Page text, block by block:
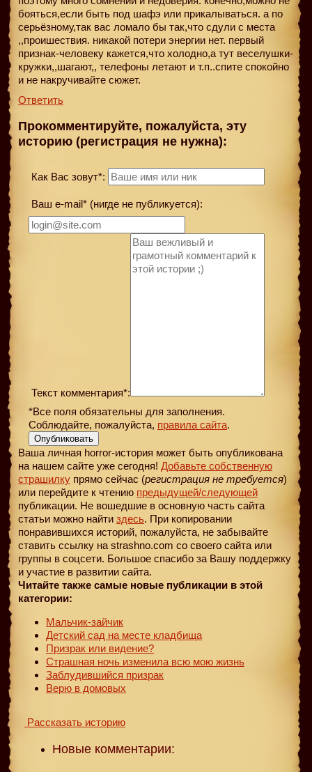
бояться,если быть под шафэ или прикалываться. а по
серьёзному,так вас ломало бы так,что сдули с места
,,проишествия. никакой потери энергии нет. первый
признак-человеку кажется,что холодно,а тут веселушки-
кружки,,шагают,, телефоны летают и т.п..спите спокойно
и не накручивайте сюжет.
Ответить
Прокомментируйте, пожалуйста, эту
историю (регистрация не нужна):
Как Вас зовут*:
Ваш e-mail* (нигде не публикуется):
Текст комментария*:
*Все поля обязательны для заполнения.
Соблюдайте, пожалуйста, правила сайта.
Опубликовать
Ваша личная horror-история может быть опубликована
на нашем сайте уже сегодня! Добавьте собственную
страшилку прямо сейчас (регистрация не требуется)
или перейдите к чтению предыдущей/следующей
публикации. Не вошедшие в основную часть сайта
статьи можно найти здесь. При копировании
понравившихся историй, пожалуйста, не забывайте
ставить ссылку на strashno.com со своего сайта или
группы в соцсети. Большое спасибо за Вашу поддержку
и участие в развитии сайта.
Читайте также самые новые публикации в этой
категории:
Мальчик-зайчик
Детский сад на месте кладбища
Призрак или видение?
Страшная ночь изменила всю мою жизнь
Заблудившийся призрак
Верю в домовых
Рассказать историю
Новые комментарии: